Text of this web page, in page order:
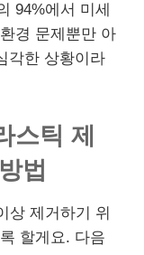
94%에서 미세
경 문제뿐만 아
각한 상황이라
스틱 제
법
상 제거하기 위
할게요. 다음